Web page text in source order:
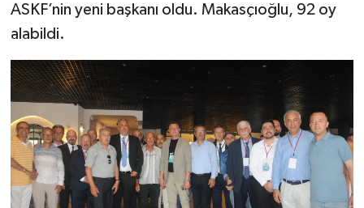
ASKF’nin yeni başkanı oldu. Makasçıoğlu, 92 oy
alabildi.